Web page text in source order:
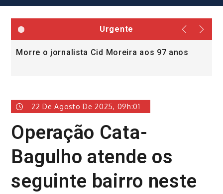
Urgente
Morre o jornalista Cid Moreira aos 97 anos
22 De Agosto De 2025, 09h:01
Operação Cata-
Bagulho atende os
seguinte bairro neste